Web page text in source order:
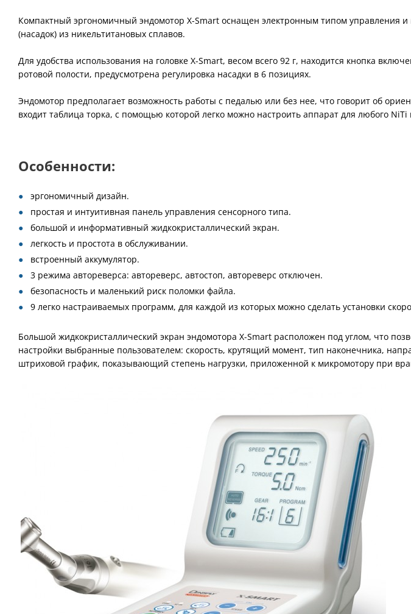
Компактный эргономичный эндомотор X-Smart оснащен электронным типом управления
(насадок) из никельтитановых сплавов.
Для удобства использования на головке X-Smart, весом всего 92 г, находится кнопка
ротовой полости, предусмотрена регулировка насадки в 6 позициях.
Эндомотор предполагает возможность работы с педалью или без нее, что говорит об
входит таблица торка, с помощью которой легко можно настроить аппарат для любого
Особенности:
эргономичный дизайн.
простая и интуитивная панель управления сенсорного типа.
большой и информативный жидкокристаллический экран.
легкость и простота в обслуживании.
встроенный аккумулятор.
3 режима автореверса: автореверс, автостоп, автореверс отключен.
безопасность и маленький риск поломки файла.
9 легко настраиваемых программ, для каждой из которых можно сделать установки
Большой жидкокристаллический экран эндомотора X-Smart расположен под углом, что
настройки выбранные пользователем: скорость, крутящий момент, тип наконечника,
штриховой график, показывающий степень нагрузки, приложенной к микромотору при